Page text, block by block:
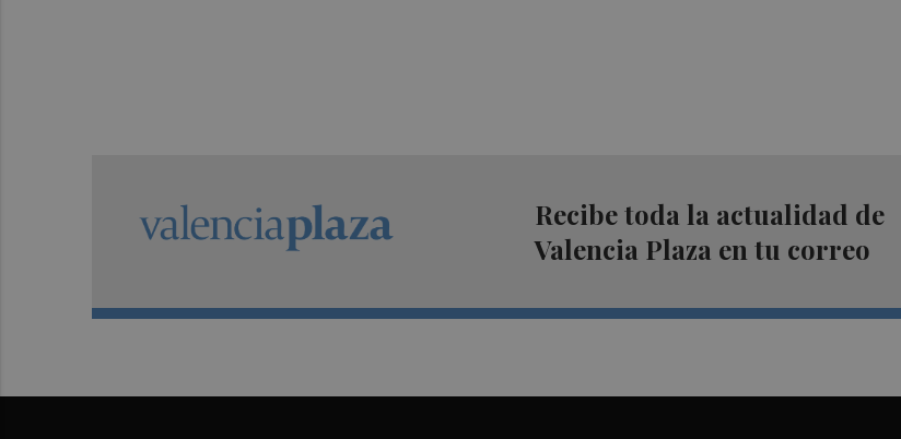
Recibe toda la actualidad de
Valencia Plaza en tu correo